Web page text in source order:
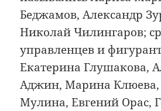
Беджамов, Александр
Николай Чилингаров;
управленцев и
Екатерина Глушакова,
Аджин, Марина Клюева,
Мулина, Евгений Орас,